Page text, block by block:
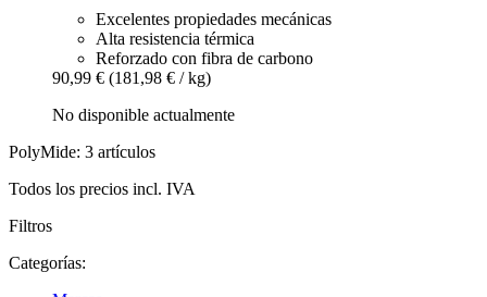
Excelentes propiedades mecánicas
Alta resistencia térmica
Reforzado con fibra de carbono
90,99 € (181,98 € / kg)
No disponible actualmente
PolyMide: 3 artículos
Todos los precios incl. IVA
Filtros
Categorías: